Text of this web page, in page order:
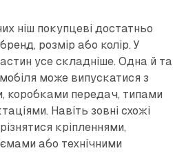
ніш покупцеві достатньо
розмір або колір. У
усе складніше. Одна й та
може випускатися з
коробками передач, типами
Навіть зовні схожі
кріпленнями,
або технічними